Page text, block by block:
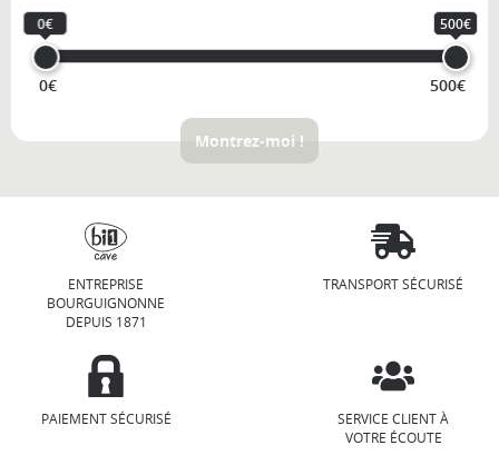
0€ 500€
0€ 500€
Montrez-moi !
ENTREPRISE
BOURGUIGNONNE
DEPUIS 1871
TRANSPORT SÉCURISÉ
PAIEMENT SÉCURISÉ
SERVICE CLIENT À
VOTRE ÉCOUTE